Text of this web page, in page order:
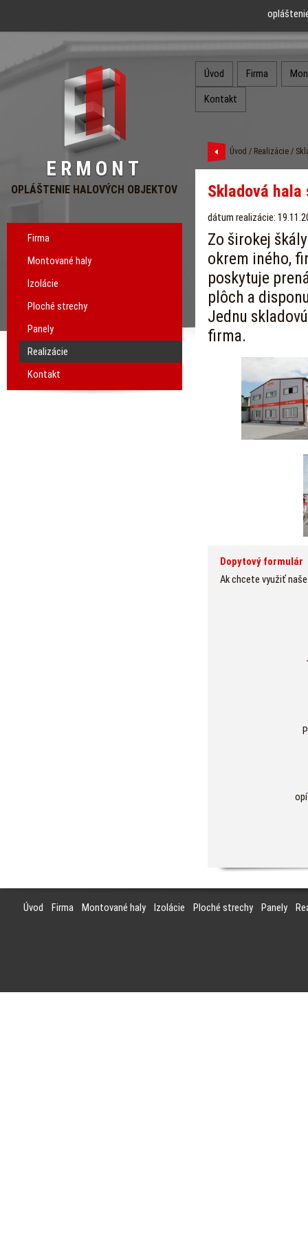
ERMONT
OPLÁŠTENIE HALOVÝCH OBJEKTOV
Firma
Montované haly
Izolácie
Ploché strechy
Panely
Realizácie
Kontakt
Úvod Firma
Kontakt
Úvod / Realizácie /
Skladová hala
dátum realizácie:
Zo širokej
okrem iného,
poskytuje
plôch a
Jednu
firma.
Dopytový formulár
Ak chcete využiť
Úvod Firma Montované haly Izolácie Ploché strechy Panely